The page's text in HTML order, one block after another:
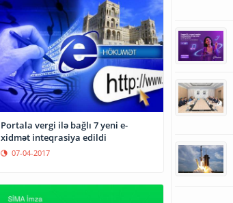
Portala vergi ilə bağlı 7 yeni e-
xidmət inteqrasiya edildi
07-04-2017